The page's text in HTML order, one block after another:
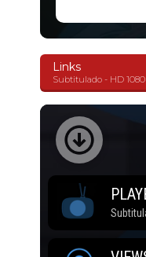
Links
Subtitulado - HD 1080